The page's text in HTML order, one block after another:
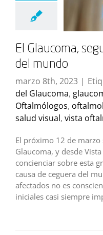
El Glaucoma,
del mundo
marzo 8th, 2023 |
del Glaucoma,
Oftalmólogos,
salud visual, vista
El próximo 12 de marzo
Glaucoma, y desde
concienciar sobre esta
causa de ceguera del
afectados no es
iniciales casi siempre